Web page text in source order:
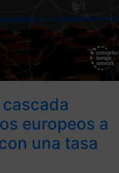
europeos a
una tasa